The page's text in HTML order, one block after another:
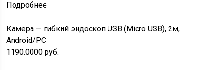
Подробнее
Камера — гибкий эндоскоп USB (Micro USB), 2м,
Android/PC
1190.0000руб.